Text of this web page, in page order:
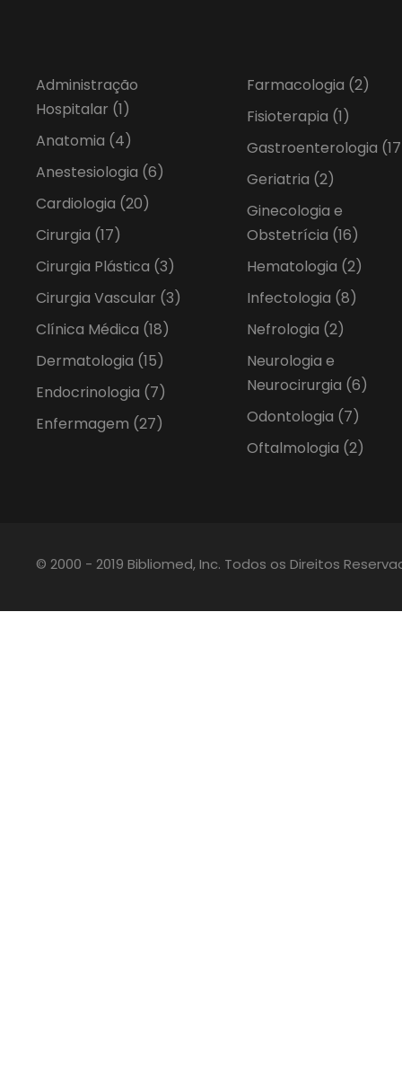
Administração
Hospitalar (1)
Anatomia (4)
Anestesiologia (6)
Cardiologia (20)
Cirurgia (17)
Cirurgia Plástica (3)
Cirurgia Vascular (3)
Clínica Médica (18)
Dermatologia (15)
Endocrinologia (7)
Enfermagem (27)
Farmacologia (2)
Fisioterapia (1)
Gastroenterologia
Geriatria (2)
Ginecologia e
Obstetrícia (16)
Hematologia (2)
Infectologia (8)
Nefrologia (2)
Neurologia e
Neurocirurgia (6)
Odontologia (7)
Oftalmologia (2)
© 2000 - 2019 Bibliomed, Inc. Todos os Direitos